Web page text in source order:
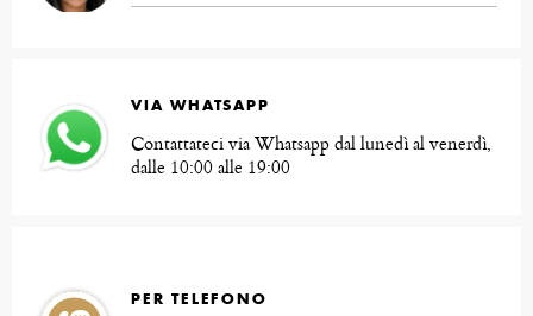
VIA WHATSAPP
Contattateci via Whatsapp dal lunedì al venerdì,
dalle 10:00 alle 19:00
PER TELEFONO